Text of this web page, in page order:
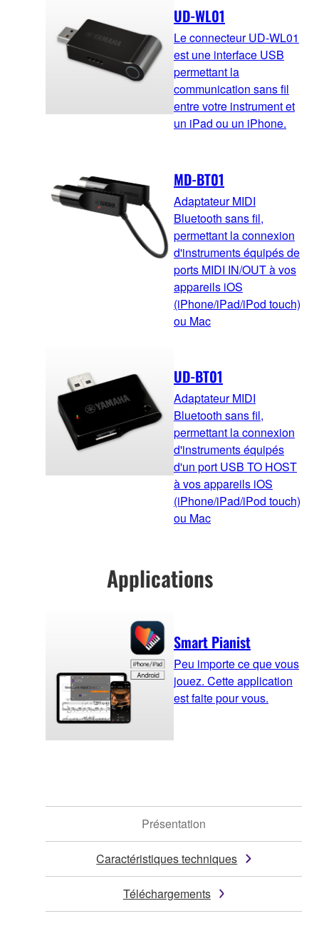
UD-WL01
Le connecteur UD-WL01
est une interface USB
permettant la
communication sans fil
entre votre instrument et
un iPad ou un iPhone.
MD-BT01
Adaptateur MIDI
Bluetooth sans fil,
permettant la connexion
d'instruments équipés de
ports MIDI IN/OUT à vos
appareils iOS
(iPhone/iPad/iPod touch)
ou Mac
UD-BT01
Adaptateur MIDI
Bluetooth sans fil,
permettant la connexion
d'instruments équipés
d'un port USB TO HOST
à vos appareils iOS
(iPhone/iPad/iPod touch)
ou Mac
Applications
Smart Pianist
Peu importe ce que vous
jouez. Cette application
est faite pour vous.
Présentation
Caractéristiques techniques
Téléchargements